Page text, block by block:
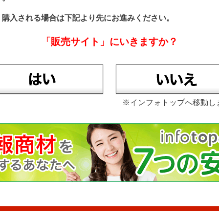
入される場合は下記より先にお進みください。
「販売サイト」にいきますか？
※インフォトップへ移動し